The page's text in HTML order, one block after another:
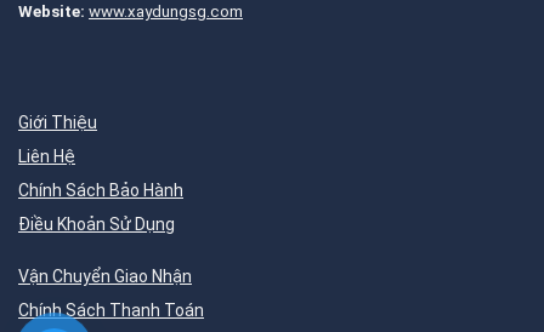
Website: www.xaydungsg.com
Giới Thiệu
Liên Hệ
Chính Sách Bảo Hành
Điều Khoản Sử Dụng
Vận Chuyển Giao Nhận
Chính Sách Thanh Toán